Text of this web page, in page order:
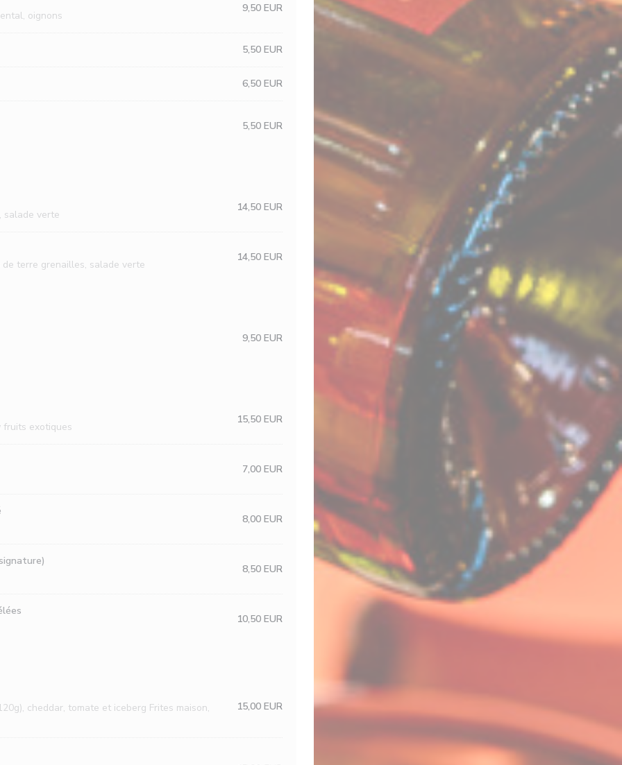
oignons
9,50 EUR
5,50 EUR
6,50 EUR
5,50 EUR
salade verte
14,50 EUR
de terre grenailles, salade verte
14,50 EUR
9,50 EUR
fruits exotiques
15,50 EUR
7,00 EUR
8,00 EUR
8,50 EUR
10,50 EUR
cheddar, tomate et iceberg Frites maison,
15,00 EUR